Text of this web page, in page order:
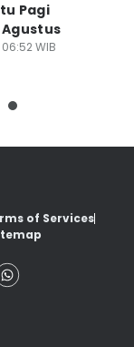
Pagi
WIB
of Services